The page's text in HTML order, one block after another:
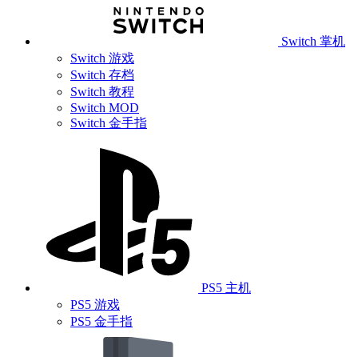
Switch 掌机
Switch 游戏
Switch 存档
Switch 教程
Switch MOD
Switch 金手指
PS5 主机
PS5 游戏
PS5 金手指